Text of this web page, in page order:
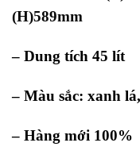
(H)589mm
– Dung tích 45 lít
– Màu sắc: xanh
– Hàng mới 100%